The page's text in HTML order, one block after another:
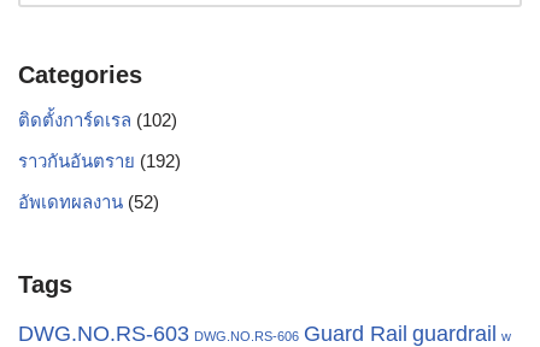
Categories
ติดตั้งการ์ดเรล (102)
ราวกันอันตราย (192)
อัพเดทผลงาน (52)
Tags
DWG.NO.RS-603 DWG.NO.RS-606 Guard Rail guardrail w